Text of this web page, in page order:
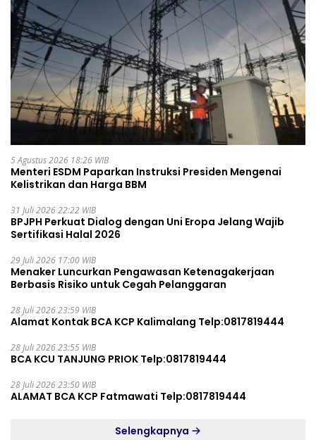
5 Agustus 2026 18:26 WIB
Menteri ESDM Paparkan Instruksi Presiden Mengenai
Kelistrikan dan Harga BBM
31 Juli 2026 22:22 WIB
BPJPH Perkuat Dialog dengan Uni Eropa Jelang Wajib
Sertifikasi Halal 2026
29 Juli 2026 17:00 WIB
Menaker Luncurkan Pengawasan Ketenagakerjaan
Berbasis Risiko untuk Cegah Pelanggaran
28 Juli 2026 23:59 WIB
Alamat Kontak BCA KCP Kalimalang Telp:0817819444
28 Juli 2026 23:55 WIB
BCA KCU TANJUNG PRIOK Telp:0817819444
28 Juli 2026 23:50 WIB
ALAMAT BCA KCP Fatmawati Telp:0817819444
Selengkapnya